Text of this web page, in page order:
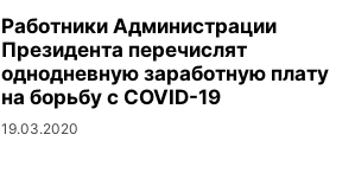
Работники Администрации
Президента перечислят
однодневную заработную плату
на борьбу с COVID-19
19.03.2020